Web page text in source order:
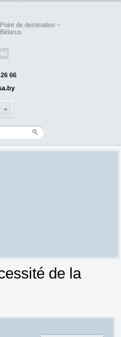
Point de destination –
Bélarus
66
de la